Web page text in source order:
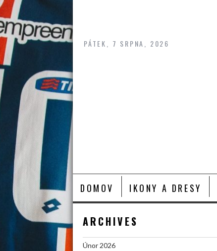
content
PÁTEK, 7 SRPNA, 2026
DOMOV IKONY A DRESY
ARCHIVES
Únor 2026